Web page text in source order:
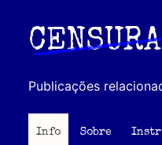
principal
Publicações
Info Sobre